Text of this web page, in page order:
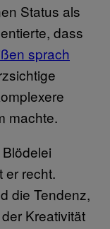
Status als
dass
sprach
machte.
er recht.
die Tendenz,
Kreativität